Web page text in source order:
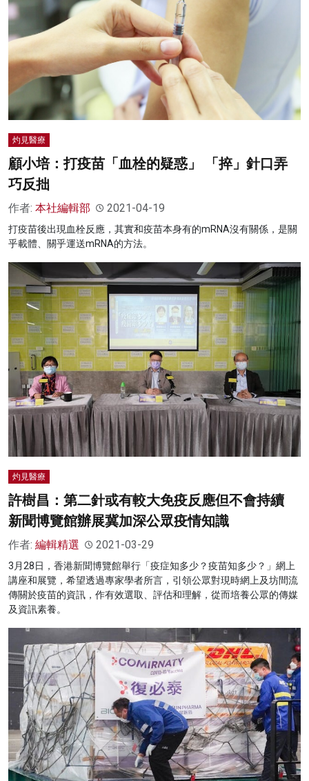
灼見醫療
顧小培：打疫苗「血栓的疑惑」 「捽」針口弄
巧反拙
作者: 本社編輯部 2021-04-19
打疫苗後出現血栓反應，其實和疫苗本身有的mRNA沒有關係，是關
乎載體、關乎運送mRNA的方法。
灼見醫療
許樹昌：第二針或有較大免疫反應但不會持續
新聞博覽館辦展冀加深公眾疫情知識
作者: 編輯精選 2021-03-29
3月28日，香港新聞博覽館舉行「疫症知多少？疫苗知多少？」網上
講座和展覽，希望透過專家學者所言，引領公眾對現時網上及坊間流
傳關於疫苗的資訊，作有效選取、評估和理解，從而培養公眾的傳媒
及資訊素養。